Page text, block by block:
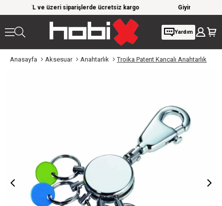
ücretsiz kargo Giyim Ürünlerinde %20'ye Varan
Yardım
Anasayfa Aksesuar Anahtarlık Troika Patent Kancalı Anahtarlık